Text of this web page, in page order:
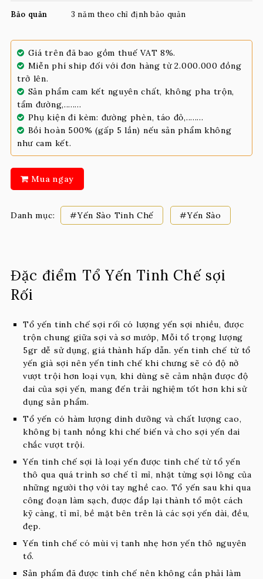
Bảo quản 3 năm theo chỉ định bảo quản
Giá trên đã bao gồm thuế VAT 8%.
Miễn phí ship đối với đơn hàng từ 2.000.000 đồng
trở lên.
Sản phẩm cam kết nguyên chất, không pha trộn,
tẩm đường,........
Phụ kiện đi kèm: đường phèn, táo đỏ,........
Bồi hoàn 500% (gấp 5 lần) nếu sản phẩm không
như cam kết.
Mua ngay
Danh mục: #Yến Sào Tinh Chế #Yến Sào
Đặc điểm Tổ Yến Tinh Chế sợi
Rối
Tổ yến tinh chế sợi rối có lượng yến sợi nhiều, được
trộn chung giữa sợi và sơ mướp, Mỗi tổ trọng lượng
5gr dễ sử dụng, giá thành hấp dẫn. yến tinh chế từ tổ
yến già sợi nên yến tinh chế khi chưng sẽ có độ nở
vượt trội hơn loại vụn, khi dùng sẽ cảm nhận được độ
dai của sợi yến, mang đến trải nghiệm tốt hơn khi sử
dụng sản phẩm.
Tổ yến có hàm lượng dinh dưỡng và chất lượng cao,
không bị tanh nồng khi chế biến và cho sợi yến dai
chắc vượt trội.
Yến tinh chế sợi là loại yến được tinh chế từ tổ yến
thô qua quá trình sơ chế tỉ mỉ, nhặt từng sợi lông của
những người thợ với tay nghề cao. Tổ yến sau khi qua
công đoạn làm sạch, được đắp lại thành tổ một cách
kỹ càng, tỉ mỉ, bề mặt bên trên là các sợi yến dài, đều,
đẹp.
Yến tinh chế có mùi vị tanh nhẹ hơn yến thô nguyên
tổ.
Sản phẩm đã được tinh chế nên không cần phải làm